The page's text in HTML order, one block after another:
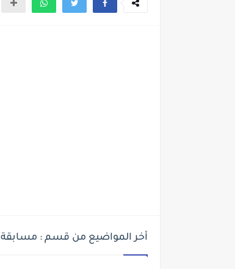
أخر المواضيع من قسم : مسابقة 30 ألف معلم